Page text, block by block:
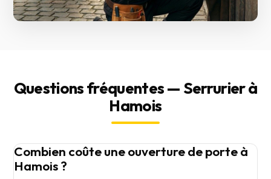
Questions fréquentes — Serrurier à
Hamois
Combien coûte une ouverture de porte à
Hamois ?